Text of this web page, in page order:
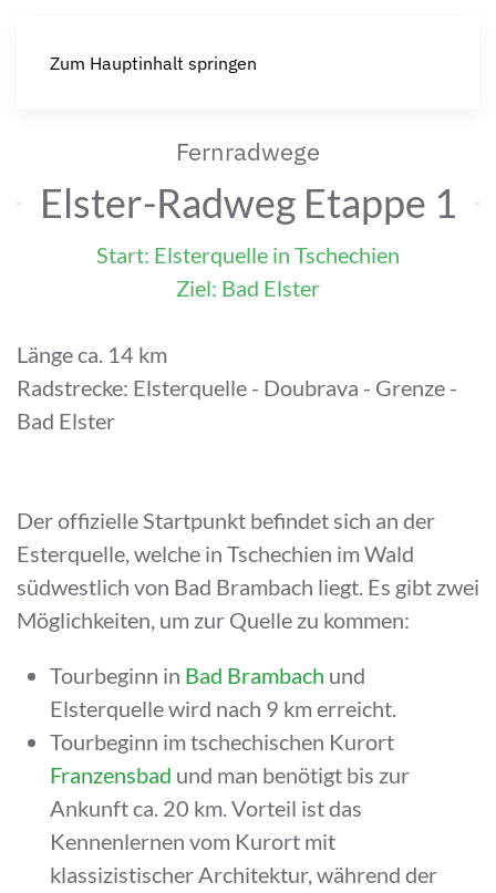
Zum Hauptinhalt springen
Fernradwege
Elster-Radweg Etappe 1
Start: Elsterquelle in Tschechien
Ziel: Bad Elster
Länge ca. 14 km
Radstrecke: Elsterquelle - Doubrava - Grenze -
Bad Elster
Der offizielle Startpunkt befindet sich an der
Esterquelle, welche in Tschechien im Wald
südwestlich von Bad Brambach liegt. Es gibt zwei
Möglichkeiten, um zur Quelle zu kommen:
Tourbeginn in Bad Brambach und
Elsterquelle wird nach 9 km erreicht.
Tourbeginn im tschechischen Kurort
Franzensbad und man benötigt bis zur
Ankunft ca. 20 km. Vorteil ist das
Kennenlernen vom Kurort mit
klassizistischer Architektur, während der